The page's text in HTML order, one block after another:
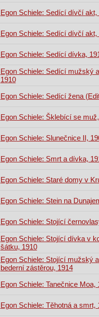
Egon Schiele: Sedící dívčí akt,
Egon Schiele: Sedící dívčí akt,
Egon Schiele: Sedící dívka,
Egon Schiele: Sedící mužský
1910
Egon Schiele: Sedící žena
Egon Schiele: Šklebící se
Egon Schiele: Slunečnice II,
Egon Schiele: Smrt a dívka,
Egon Schiele: Staré domy v
Egon Schiele: Stein na
Egon Schiele: Stojící
Egon Schiele: Stojící dívka v
šátku, 1910
Egon Schiele: Stojící mužský
bederní zástěrou, 1914
Egon Schiele: Tanečnice Moa,
Egon Schiele: Těhotná a smrt,